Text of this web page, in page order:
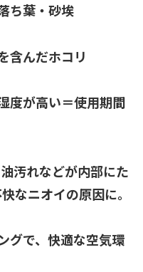
ち葉・砂埃
含んだホコリ
度が高い＝使用期間
汚れなどが内部にた
なニオイの原因に。
グで、快適な空気環